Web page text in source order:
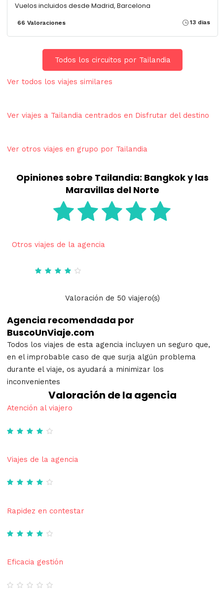
Vuelos incluidos desde Madrid, Barcelona
66 Valoraciones 13 dias
Todos los circuitos por Tailandia
Ver todos los viajes similares
Ver viajes a Tailandia centrados en Disfrutar del destino
Ver otros viajes en grupo por Tailandia
Opiniones sobre Tailandia: Bangkok y las
Maravillas del Norte
Otros viajes de la agencia
Valoración de 50 viajero(s)
Agencia recomendada por
BuscoUnViaje.com
Todos los viajes de esta agencia incluyen un seguro que,
en el improbable caso de que surja algún problema
durante el viaje, os ayudará a minimizar los
inconvenientes
Valoración de la agencia
Atención al viajero
Viajes de la agencia
Rapidez en contestar
Eficacia gestión